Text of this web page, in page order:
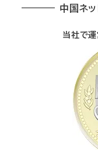
中国ネ
当社で運